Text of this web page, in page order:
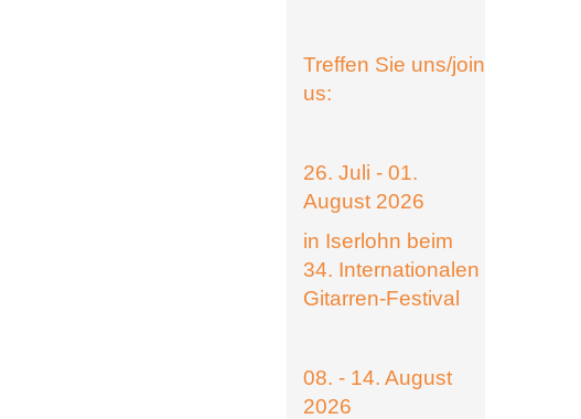
Treffen Sie uns/join
us:
26. Juli - 01.
August 2026
in Iserlohn beim
34. Internationalen
Gitarren-Festival
08. - 14. August
2026